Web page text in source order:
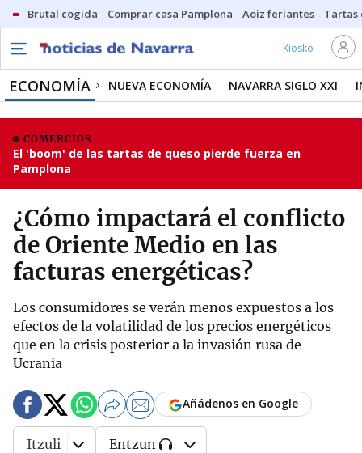
Brutal cogida Comprar casa Pamplona Aoiz feriantes Tartas
Kiosko
ECONOMÍA NUEVA ECONOMÍA NAVARRA SIGLO XXI
COMERCIOS
El 'boom' de las tartas de queso pierde fuerza en
Pamplona
¿Cómo impactará el conflicto
de Oriente Medio en las
facturas energéticas?
Los consumidores se verán menos expuestos a los
efectos de la volatilidad de los precios energéticos
que en la crisis posterior a la invasión rusa de
Ucrania
Añádenos en Google
Itzuli Entzun